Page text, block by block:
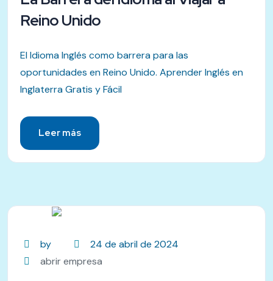
Reino Unido
El Idioma Inglés como barrera para las
oportunidades en Reino Unido. Aprender Inglés en
Inglaterra Gratis y Fácil
Leer más
by
24 de abril de 2024
abrir empresa